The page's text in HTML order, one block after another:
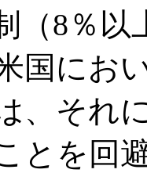
（8％
国にお
、それ
とを回